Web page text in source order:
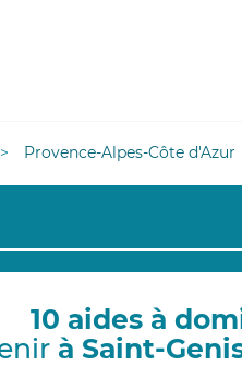
Provence-Alpes-Côte d'Azur
10 aides à
à Saint-